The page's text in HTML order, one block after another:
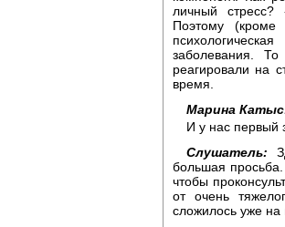
личный
Поэтому (кроме
заболевания.
реагировали на
время.
Марина
И у нас первый
Слушатель:
большая
чтобы
от очень
сложилось уже